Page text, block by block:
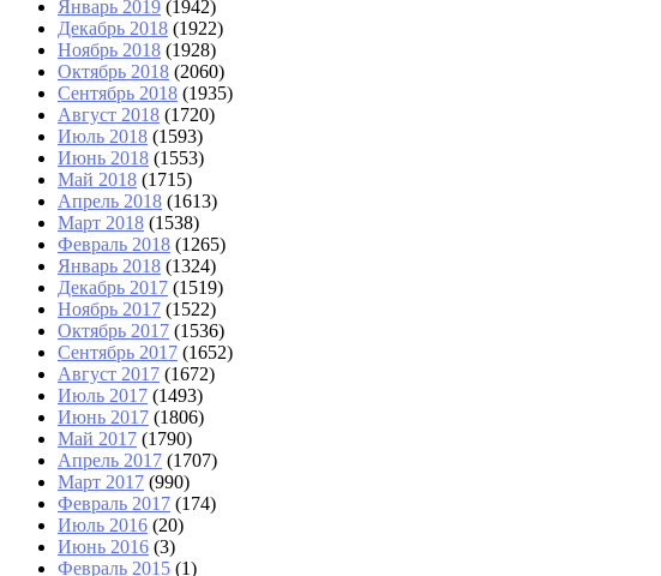
Январь 2019 (1942)
Декабрь 2018 (1922)
Ноябрь 2018 (1928)
Октябрь 2018 (2060)
Сентябрь 2018 (1935)
Август 2018 (1720)
Июль 2018 (1593)
Июнь 2018 (1553)
Май 2018 (1715)
Апрель 2018 (1613)
Март 2018 (1538)
Февраль 2018 (1265)
Январь 2018 (1324)
Декабрь 2017 (1519)
Ноябрь 2017 (1522)
Октябрь 2017 (1536)
Сентябрь 2017 (1652)
Август 2017 (1672)
Июль 2017 (1493)
Июнь 2017 (1806)
Май 2017 (1790)
Апрель 2017 (1707)
Март 2017 (990)
Февраль 2017 (174)
Июль 2016 (20)
Июнь 2016 (3)
Февраль 2015 (1)